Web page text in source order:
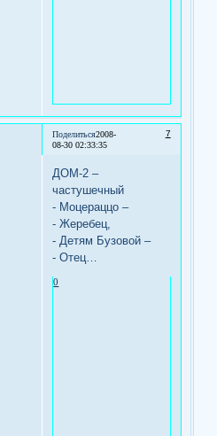
Поделиться 7
2008-
08-30 02:33:35
ДОМ-2 –
частушечный
- Моцераццо –
- Жеребец,
- Детям Бузовой –
- Отец…
0